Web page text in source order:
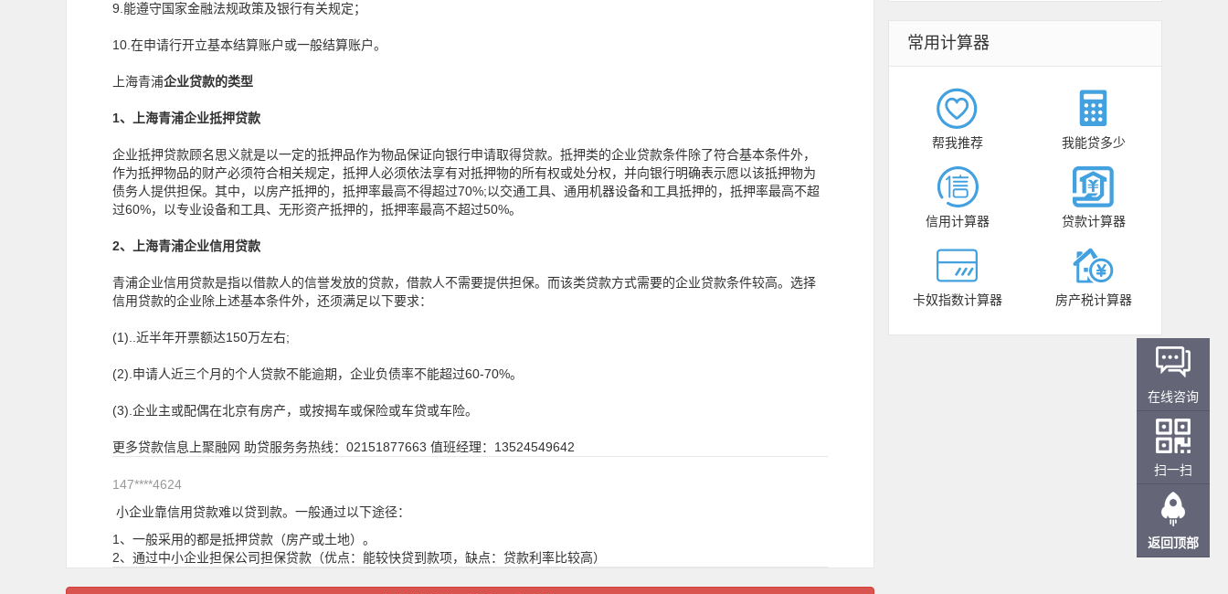
9.能遵守国家金融法规政策及银行有关规定；
10.在申请行开立基本结算账户或一般结算账户。
上海青浦企业贷款的类型
1、 上海青浦企业抵押贷款
企业抵押贷款顾名思义就是以一定的抵押品作为物品保证向银行申请取得贷款。抵押类的企业贷款条件除了符合基本条件外，
作为抵押物品的财产必须符合相关规定，抵押人必须依法享有对抵押物的所有权或处分权，并向银行明确表示愿以该抵押物为
债务人提供担保。其中，以房产抵押的，抵押率最高不得超过70%;以交通工具、通用机器设备和工具抵押的，抵押率最高不超
过60%，以专业设备和工具、无形资产抵押的，抵押率最高不超过50%。
2、上海青浦企业信用贷款
青浦企业信用贷款是指以借款人的信誉发放的贷款，借款人不需要提供担保。而该类贷款方式需要的企业贷款条件较高。选择
信用贷款的企业除上述基本条件外，还须满足以下要求：
(1)..近半年开票额达150万左右;
(2).申请人近三个月的个人贷款不能逾期，企业负债率不能超过60-70%。
(3).企业主或配偶在北京有房产，或按揭车或保险或车贷或车险。
更多贷款信息上聚融网 助贷服务务热线：02151877663 值班经理：13524549642
147****4624
小企业靠信用贷款难以贷到款。一般通过以下途径：
1、一般采用的都是抵押贷款（房产或土地）。
2、通过中小企业担保公司担保贷款（优点：能较快贷到款项，缺点：贷款利率比较高）
常用计算器
帮我推荐 我能贷多少
信用计算器 贷款计算器
卡奴指数计算器 房产税计算器
在线咨询
扫一扫
返回顶部